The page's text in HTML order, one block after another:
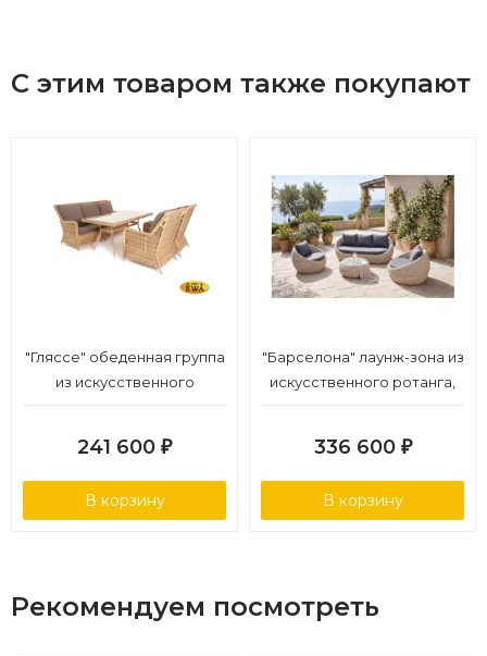
С этим товаром также покупают
"Гляссе" обеденная группа
из искусственного
241 600 ₽
В корзину
"Барселона" лаунж-зона из
искусственного ротанга,
336 600 ₽
В корзину
Рекомендуем посмотреть